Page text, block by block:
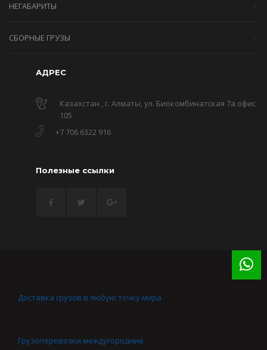
НЕГАБАРИТЫ
СБОРНЫЕ ГРУЗЫ
АДРЕС
Казахстан , г. Алматы, ул. Биокомбинатская 7а офис
105
+7 706 6322 916
Полезные ссылки
Доставка грузов в любую точку мира
Грузоперевозки междугородние